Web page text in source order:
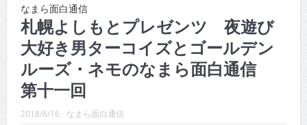
CINEMA×STYLE 289号
CINEMA×STYLE 288号
CINEMA×STYLE 287号
CINEMA×STYLE 286号
CINEMA×STYLE 285号
なまら面白通信
札幌よしもとプレゼンツ 夜遊び
大好き男ターコイズとゴールデン
ルーズ・ネモのなまら面白通信
第十一回
2018/6/16 なまら面白通信